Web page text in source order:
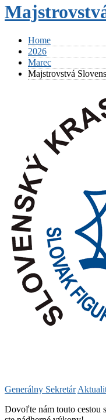
Home
2026
Marec
Majstrovstvá
Generálny Sekretár
Dovoľte nám touto cestou